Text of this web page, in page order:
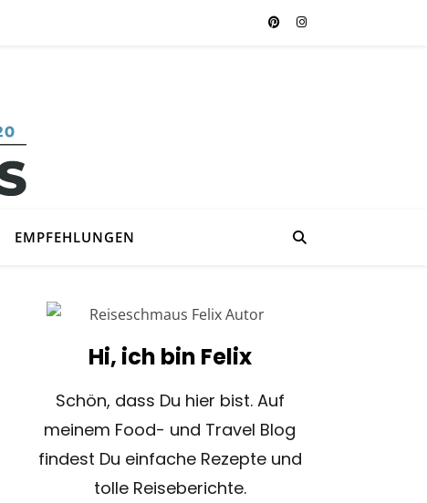
EMPFEHLUNGEN
Hi, ich bin Felix
Schön, dass Du hier bist. Auf
meinem Food- und Travel Blog
findest Du einfache Rezepte und
tolle Reiseberichte.